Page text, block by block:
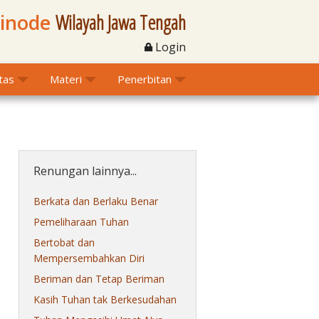
Wilayah Jawa Tengah
Login
Materi Penerbitan
Renungan lainnya...
Berkata dan Berlaku Benar
Pemeliharaan Tuhan
Bertobat dan
Mempersembahkan Diri
Beriman dan Tetap Beriman
Kasih Tuhan tak Berkesudahan